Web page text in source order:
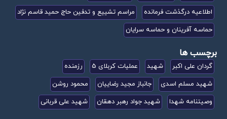
اطلاعیه درگذشت فرمانده
مراسم تشییع و تدفین حاج حمید قاسم نژاد
حماسه آفرینان و حماسه سرایان
برچسب ها
گردان علی اکبر شهید عملیات کربلای 5
رزمنده
شهید مسلم اسدی
جانباز مجید رضاییان
محمود روشن
وصیتنامه شهدا
شهید جواد رهبر دهقان شهید علی قربانی